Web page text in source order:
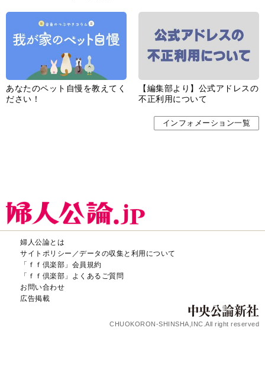
あなたのペット自慢を教えてく
ださい！
【編集部より】公式アドレスの
不正利用について
インフォメーション一覧
婦人公論とは
サイトポリシー／データの収集と利用について
「ｆｆ倶楽部」会員規約
「ｆｆ倶楽部」よくあるご質問
お問い合わせ
広告掲載
CHUOKORON-SHINSHA,INC.All right reserved